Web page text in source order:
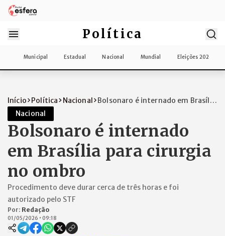
Política
Municipal Estadual Nacional Mundial Eleições 2026
Início Política Nacional
Bolsonaro é internado em Brasília
Nacional
Bolsonaro é internado
em Brasília para cirurgia
no ombro
Procedimento deve durar cerca de três horas e foi
autorizado pelo STF
Por: Redação
01/05/2026 • 09:18